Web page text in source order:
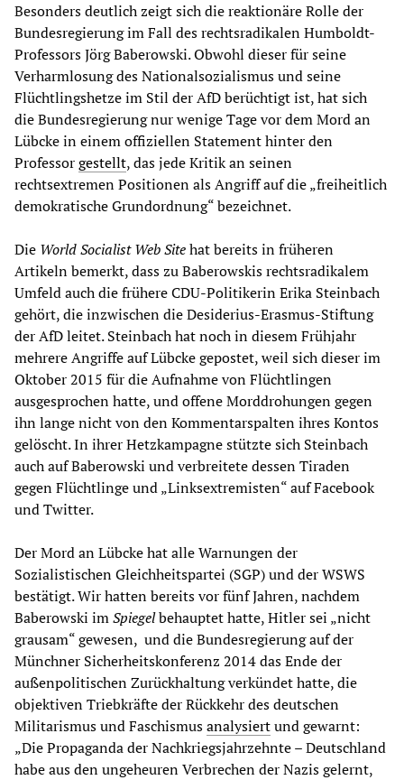
Besonders deutlich zeigt sich die reaktionäre Rolle der
Bundesregierung im Fall des rechtsradikalen Humboldt-
Professors Jörg Baberowski. Obwohl dieser für seine
Verharmlosung des Nationalsozialismus und seine
Flüchtlingshetze im Stil der AfD berüchtigt ist, hat sich
die Bundesregierung nur wenige Tage vor dem Mord an
Lübcke in einem offiziellen Statement hinter den
Professorgestellt, das jede Kritik an seinen
rechtsextremen Positionen als Angriff auf die „freiheitlich
demokratische Grundordnung“ bezeichnet.
Die World Socialist Web Sitehat bereits in früheren
Artikeln bemerkt, dass zu Baberowskis rechtsradikalem
Umfeld auch die frühere CDU-Politikerin Erika Steinbach
gehört, die inzwischen die Desiderius-Erasmus-Stiftung
der AfD leitet. Steinbach hat noch in diesem Frühjahr
mehrere Angriffe auf Lübcke gepostet, weil sich dieser im
Oktober 2015 für die Aufnahme von Flüchtlingen
ausgesprochen hatte, und offene Morddrohungen gegen
ihn lange nicht von den Kommentarspalten ihres Kontos
gelöscht. In ihrer Hetzkampagne stützte sich Steinbach
auch auf Baberowski und verbreitete dessen Tiraden
gegen Flüchtlinge und „Linksextremisten“ auf Facebook
und Twitter.
Der Mord an Lübcke hat alle Warnungen der
Sozialistischen Gleichheitspartei (SGP) und der WSWS
bestätigt. Wir hatten bereits vor fünf Jahren, nachdem
Baberowski imSpiegelbehauptet hatte, Hitler sei „nicht
grausam“ gewesen, und die Bundesregierung auf der
Münchner Sicherheitskonferenz 2014 das Ende der
außenpolitischen Zurückhaltung verkündet hatte, die
objektiven Triebkräfte der Rückkehr des deutschen
Militarismus und Faschismusanalysiertund gewarnt:
„Die Propaganda der Nachkriegsjahrzehnte – Deutschland
habe aus den ungeheuren Verbrechen der Nazis gelernt,